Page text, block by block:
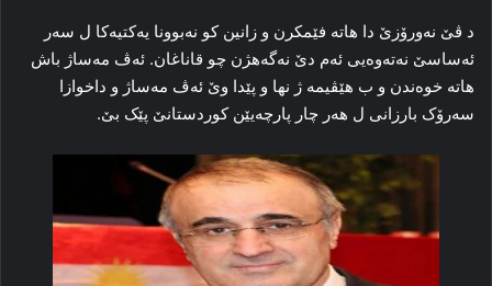
د ڤێ نه‌ورۆزێ دا هاته‌ فێمکرن و زانین کو نه‌بوونا یه‌کتیه‌کا ل سه‌ر
ئەساسێ نه‌ته‌وه‌یی ئه‌م دێ نه‌گەهژن چو قاناغان. ئه‌ڤ مه‌ساژ باش
هاته‌ خوه‌ندن و ب هێڤیمه‌ ژ نها و پێدا وێ ئه‌ڤ مه‌ساژ و داخوازا
سه‌رۆک بارزانی ل هه‌ر چار پا‌رچەیێن کوردستانێ پێک بێ.